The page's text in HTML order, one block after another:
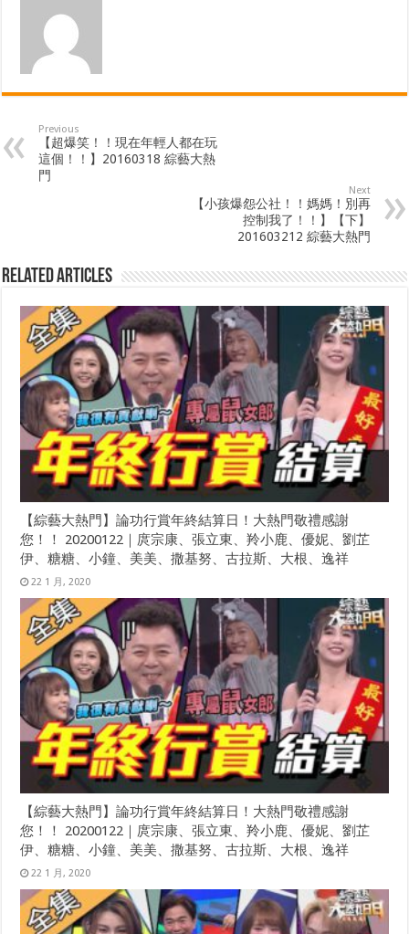
Previous
【超爆笑！！現在年輕人都在玩
這個！！】20160318 綜藝大熱
門
Next
【小孩爆怨公社！！媽媽！別再
控制我了！！】【下】
201603212 綜藝大熱門
Related Articles
【綜藝大熱門】論功行賞年終結算日！大熱門敬禮感謝
您！！ 20200122｜庹宗康、張立東、羚小鹿、優妮、劉芷
伊、糖糖、小鐘、美美、撒基努、古拉斯、大根、逸祥
22 1 月, 2020
【綜藝大熱門】論功行賞年終結算日！大熱門敬禮感謝
您！！ 20200122｜庹宗康、張立東、羚小鹿、優妮、劉芷
伊、糖糖、小鐘、美美、撒基努、古拉斯、大根、逸祥
22 1 月, 2020